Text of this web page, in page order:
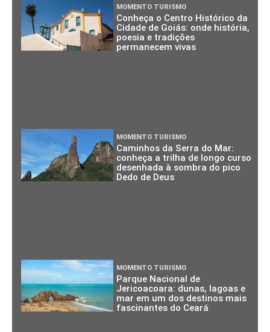
MOMENTO TURISMO
Conheça o Centro Histórico da
Cidade de Goiás: onde história,
poesia e tradições
permanecem vivas
MOMENTO TURISMO
Caminhos da Serra do Mar:
conheça a trilha de longo curso
desenhada à sombra do pico
Dedo de Deus
MOMENTO TURISMO
Parque Nacional de
Jericoacoara: dunas, lagoas e
mar em um dos destinos mais
fascinantes do Ceará